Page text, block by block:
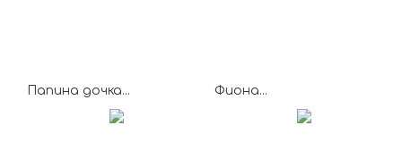
Папина дочка... Фиона...